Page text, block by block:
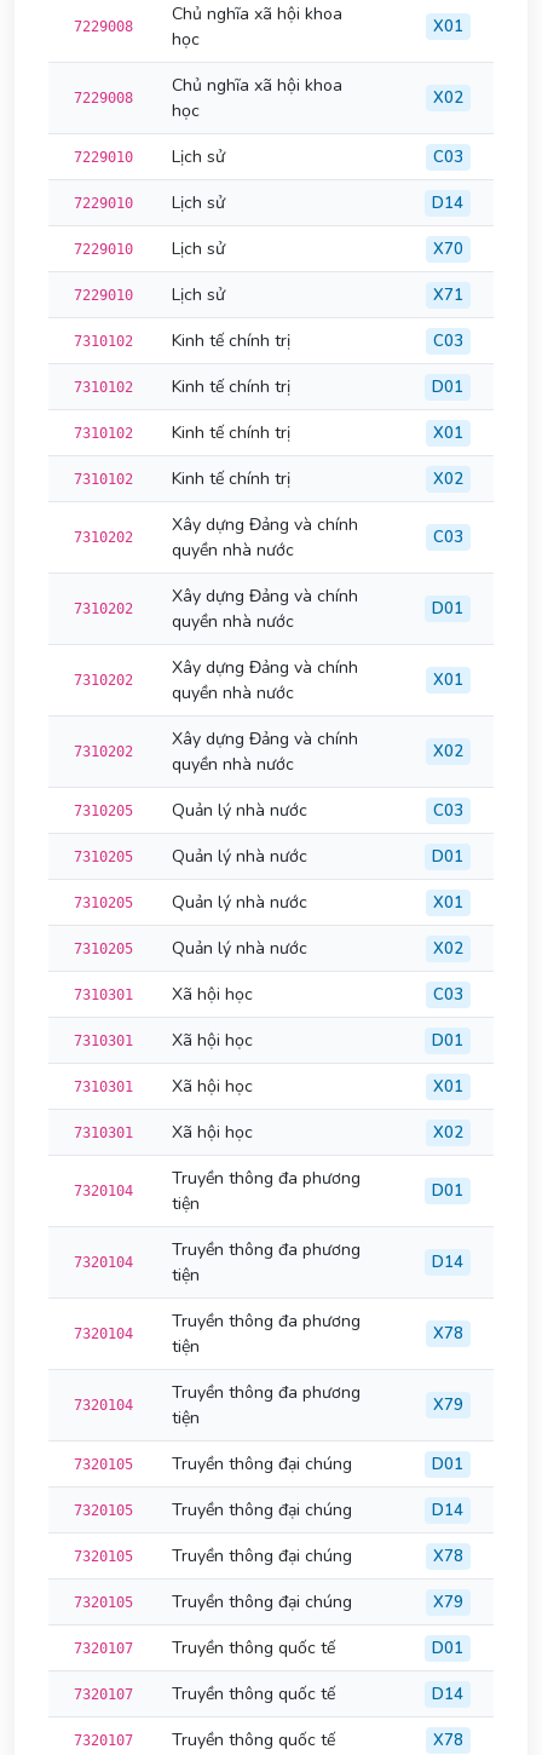
7229008
Chủ nghĩa xã hội khoa
học
X01
7229008
Chủ nghĩa xã hội khoa
học
X02
7229010 Lịch sử C03
7229010 Lịch sử D14
7229010 Lịch sử X70
7229010 Lịch sử X71
7310102 Kinh tế chính trị C03
7310102 Kinh tế chính trị D01
7310102 Kinh tế chính trị X01
7310102 Kinh tế chính trị X02
7310202
Xây dựng Đảng và chính
quyền nhà nước
C03
7310202
Xây dựng Đảng và chính
quyền nhà nước
D01
7310202
Xây dựng Đảng và chính
quyền nhà nước
X01
7310202
Xây dựng Đảng và chính
quyền nhà nước
X02
7310205 Quản lý nhà nước C03
7310205 Quản lý nhà nước D01
7310205 Quản lý nhà nước X01
7310205 Quản lý nhà nước X02
7310301 Xã hội học C03
7310301 Xã hội học D01
7310301 Xã hội học X01
7310301 Xã hội học X02
7320104
Truyền thông đa phương
tiện
D01
7320104
Truyền thông đa phương
tiện
D14
7320104
Truyền thông đa phương
tiện
X78
7320104
Truyền thông đa phương
tiện
X79
7320105 Truyền thông đại chúng D01
7320105 Truyền thông đại chúng D14
7320105 Truyền thông đại chúng X78
7320105 Truyền thông đại chúng X79
7320107 Truyền thông quốc tế D01
7320107 Truyền thông quốc tế D14
7320107 Truyền thông quốc tế X78